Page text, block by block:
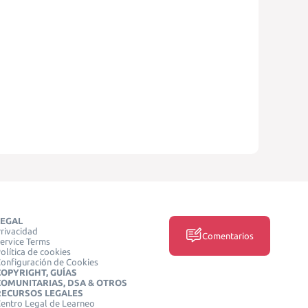
Terms
de cookies
de Cookies
GUÍAS
DSA & OTROS
LEGALES
Legal de Learneo
Comentarios